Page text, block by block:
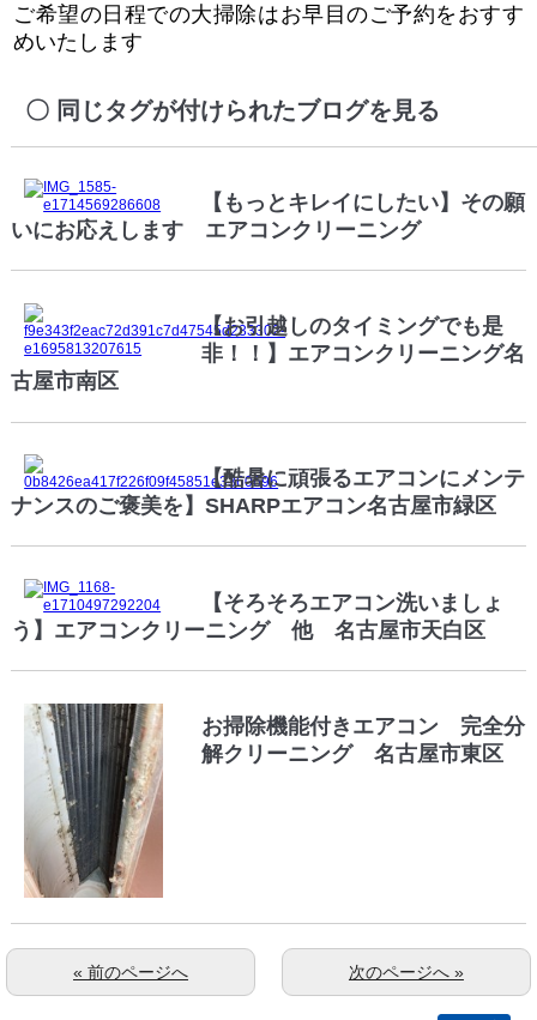
ご希望の日程での大掃除はお早目のご予約をおすす
めいたします
同じタグが付けられたブログを見る
【もっとキレイにしたい】その願
いにお応えします エアコンクリーニング
【お引越しのタイミングでも是
非！！】エアコンクリーニング名
古屋市南区
【酷暑に頑張るエアコンにメンテ
ナンスのご褒美を】SHARPエアコン名古屋市緑区
【そろそろエアコン洗いましょ
う】エアコンクリーニング 他 名古屋市天白区
お掃除機能付きエアコン 完全分
解クリーニング 名古屋市東区
次のページへ »
« 前のページへ